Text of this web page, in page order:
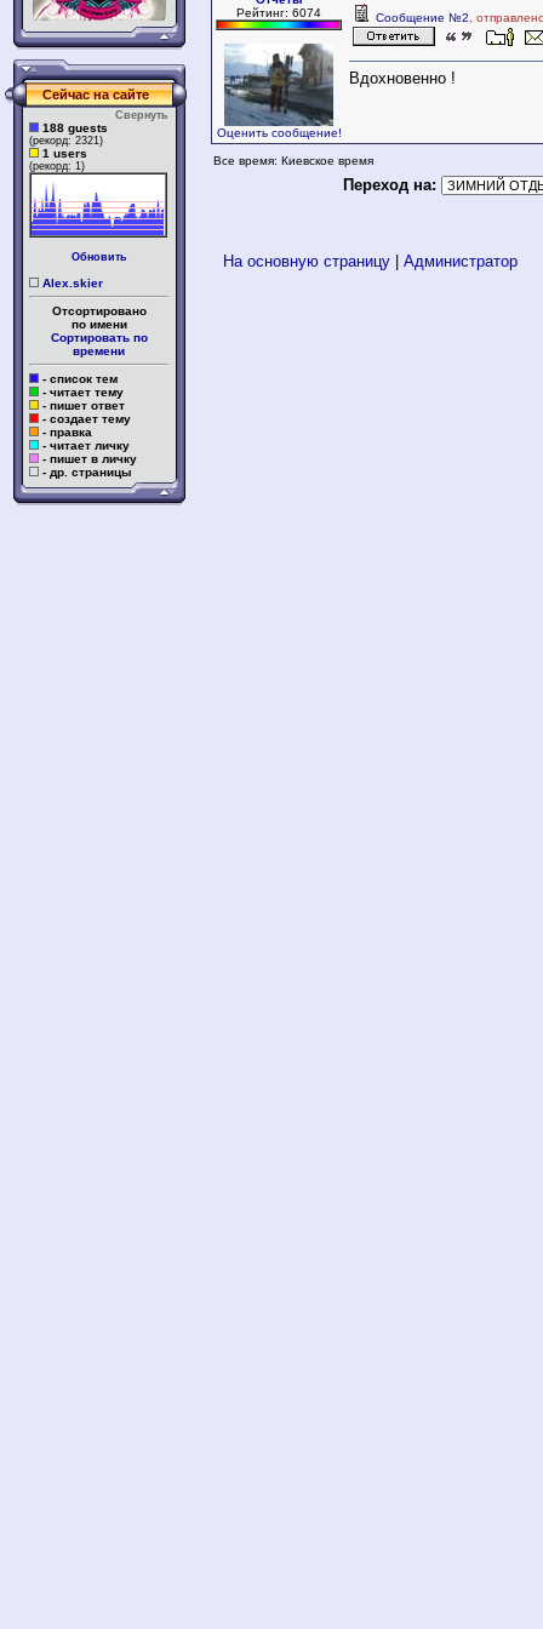
Сейчас на сайте
Свернуть
188 guests
(рекорд: 2321)
1 users
(рекорд: 1)
Обновить
Alex.skier
Отсортировано
по имени
Сортировать по
времени
- список тем
- читает тему
- пишет ответ
- создает тему
- правка
- читает личку
- пишет в личку
- др. страницы
Рейтинг: 6074
Оценить сообщение!
Сообщение №2 ,
Вдохновенно !
Все время: Киевское время
Переход на:
На основную страницу Администратор